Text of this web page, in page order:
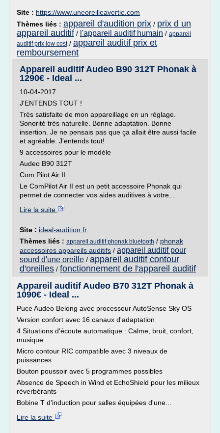
Site : https://www.uneoreilleavertie.com
Thèmes liés : appareil d'audition prix / prix d un
appareil auditif / l'appareil auditif humain / appareil
auditif prix low cost/ appareil auditif prix et
remboursement
Appareil auditif Audeo B90 312T Phonak à
1290€ - Ideal ...
10-04-2017
J'ENTENDS TOUT !
Très satisfaite de mon appareillage en un réglage.
Sonorité très naturelle. Bonne adaptation. Bonne
insertion. Je ne pensais pas que ça allait être aussi facile
et agréable. J'entends tout!
9 accessoires pour le modèle
Audeo B90 312T
Com Pilot Air II
Le ComPilot Air II est un petit accessoire Phonak qui
permet de connecter vos aides auditives à votre...
Lire la suite
Site : ideal-audition.fr
Thèmes liés : appareil auditif phonak bluetooth / phonak
accessoires appareils auditifs / appareil auditif pour
sourd d'une oreille / appareil auditif contour
d'oreilles / fonctionnement de l'appareil auditif
Appareil auditif Audeo B70 312T Phonak à
1090€ - Ideal ...
Puce Audeo Belong avec processeur AutoSense Sky OS
Version confort avec 16 canaux d'adaptation
4 Situations d'écoute automatique : Calme, bruit, confort,
musique
Micro contour RIC compatible avec 3 niveaux de
puissances
Bouton poussoir avec 5 programmes possibles
Absence de Speech in Wind et EchoShield pour les milieux
réverbérants
Bobine T d'induction pour salles équipées d'une...
Lire la suite